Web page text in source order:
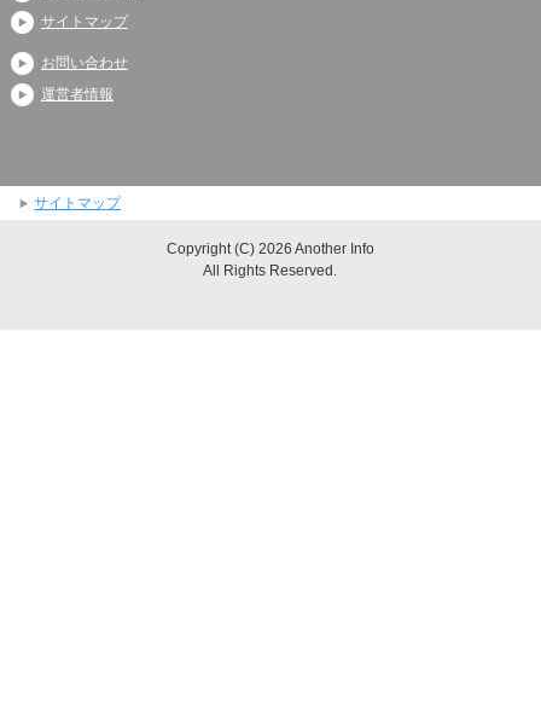
サイトマップ
お問い合わせ
運営者情報
サイトマップ
Copyright (C) 2026 Another Info
All Rights Reserved.